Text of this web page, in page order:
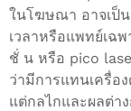
ในโฆษณา อาจเป็
เวลาหรือแพทย์เฉ
ชั่ น หรือ pico
ว่ามีการแทนเครื่อ
แต่กลไกและผลต่า